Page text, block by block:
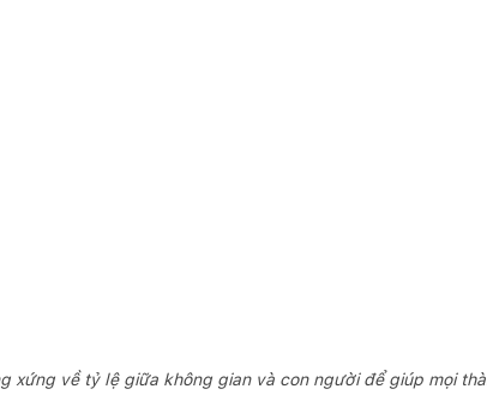
xứng về tỷ lệ giữa không gian và con người để giúp mọi